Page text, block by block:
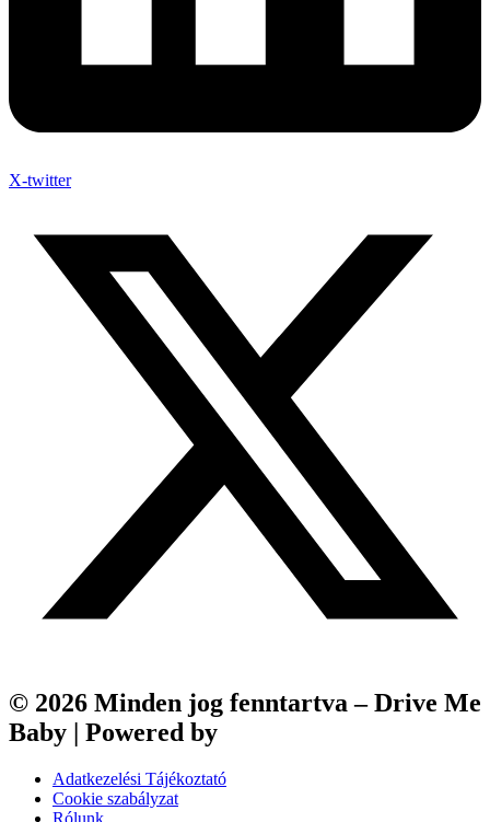
X-twitter
© 2026 Minden jog fenntartva – Drive Me
Baby | Powered by
Adatkezelési Tájékoztató
Cookie szabályzat